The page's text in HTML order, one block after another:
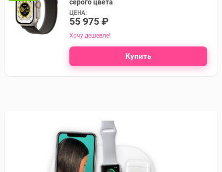
серого цвета
ЦЕНА:
55 975 ₽
Хочу дешевле!
Купить